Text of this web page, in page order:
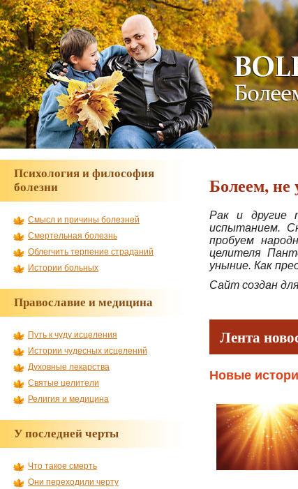
Наш проект приглашает добровольцев для
болеет.
Болеем,
Рак и другие
испытанием.
пробуем
целителя
уныние. Как
Сайт создан
Лента
Новые
Психология и философия
болезни
Смысл и причины болезней
Смертельная болезнь
Облегчить терпение страданий
Истории больных
Православие и медицина
Путь к чуду исцеления
Истории чудесных исцелений
Духовные лекарства
Святые целители
Религия и медицина
У последней черты
Что такое смерть
Они переходили черту